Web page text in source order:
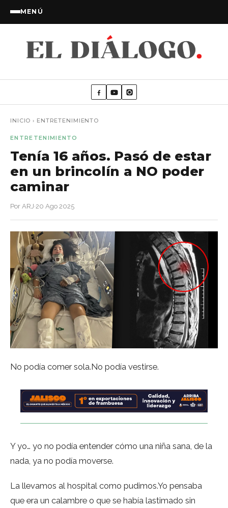
MENÚ
INICIO › ENTRETENIMIENTO
ENTRETENIMIENTO
Tenía 16 años. Pasó de estar
en un brincolín a NO poder
caminar
Por ARJ·20 Ago 2025
No podía comer sola.No podía vestirse.
Y yo… yo no podía entender cómo una niña sana, de la
nada, ya no podía moverse.
La llevamos al hospital como pudimos.Yo pensaba
que era un calambre o que se había lastimado sin